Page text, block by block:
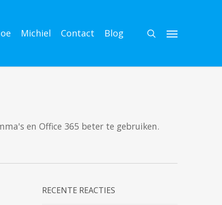
Michiel Contact Blog search
Menu
en Office 365 beter te gebruiken.
RECENTE REACTIES